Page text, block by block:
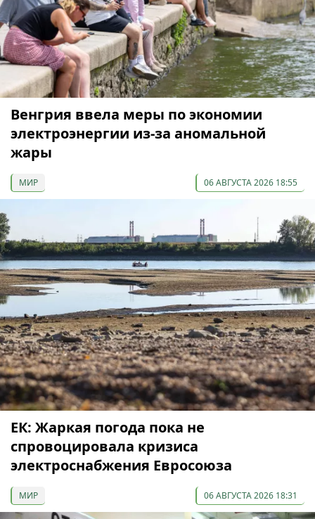
Венгрия ввела меры по экономии
электроэнергии из-за аномальной
жары
МИР 06 АВГУСТА 2026 18:55
ЕК: Жаркая погода пока не
спровоцировала кризиса
электроснабжения Евросоюза
МИР 06 АВГУСТА 2026 18:31